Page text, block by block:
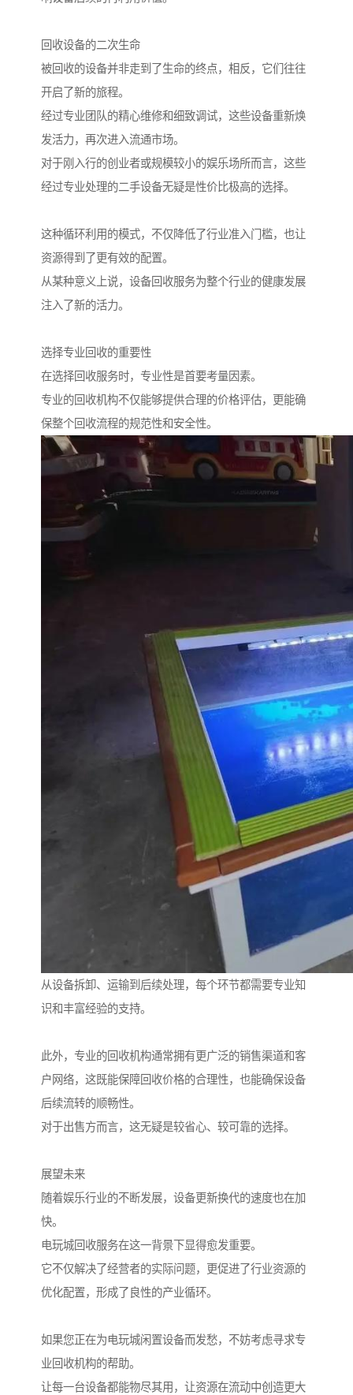
回收设备的二次生命
被回收的设备并非走到了生命的终点，相反，它们往往
开启了新的旅程。
经过专业团队的精心维修和细致调试，这些设备重新焕
发活力，再次进入流通市场。
对于刚入行的创业者或规模较小的娱乐场所而言，这些
经过专业处理的二手设备无疑是性价比极高的选择。
这种循环利用的模式，不仅降低了行业准入门槛，也让
资源得到了更有效的配置。
从某种意义上说，设备回收服务为整个行业的健康发展
注入了新的活力。
选择专业回收的重要性
在选择回收服务时，专业性是首要考量因素。
专业的回收机构不仅能够提供合理的价格评估，更能确
保整个回收流程的规范性和安全性。
从设备拆卸、运输到后续处理，每个环节都需要专业知
识和丰富经验的支持。
此外，专业的回收机构通常拥有更广泛的销售渠道和客
户网络，这既能保障回收价格的合理性，也能确保设备
后续流转的顺畅性。
对于出售方而言，这无疑是较省心、较可靠的选择。
展望未来
随着娱乐行业的不断发展，设备更新换代的速度也在加
快。
电玩城回收服务在这一背景下显得愈发重要。
它不仅解决了经营者的实际问题，更促进了行业资源的
优化配置，形成了良性的产业循环。
如果您正在为电玩城闲置设备而发愁，不妨考虑寻求专
业回收机构的帮助。
让每一台设备都能物尽其用，让资源在流动中创造更大